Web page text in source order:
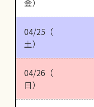
金）
04/25（
土）
04/26（
日）